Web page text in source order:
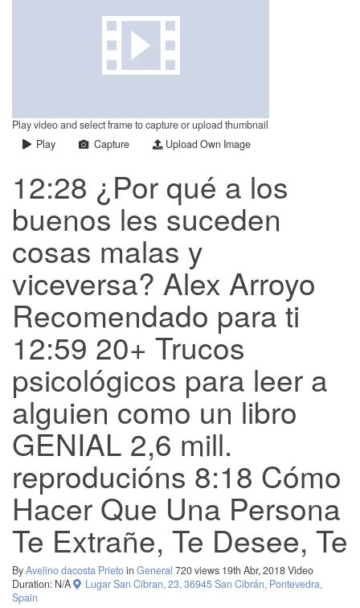
Play video and select frame to capture or upload thumbnail
Play
Capture Upload Own Image
12:28 ¿Por qué a los
buenos les suceden
cosas malas y
viceversa? Alex Arroyo
Recomendado para ti
12:59 20+ Trucos
psicológicos para leer a
alguien como un libro
GENIAL 2,6 mill.
reproducións 8:18 Cómo
Hacer Que Una Persona
Te Extrañe, Te Desee, Te
ByAvelino dacosta Prietoin General 720 views 19th Abr, 2018Video
Duration: N/A
Lugar San Cibran, 23, 36945 San Cibrán, Pontevedra,
Spain